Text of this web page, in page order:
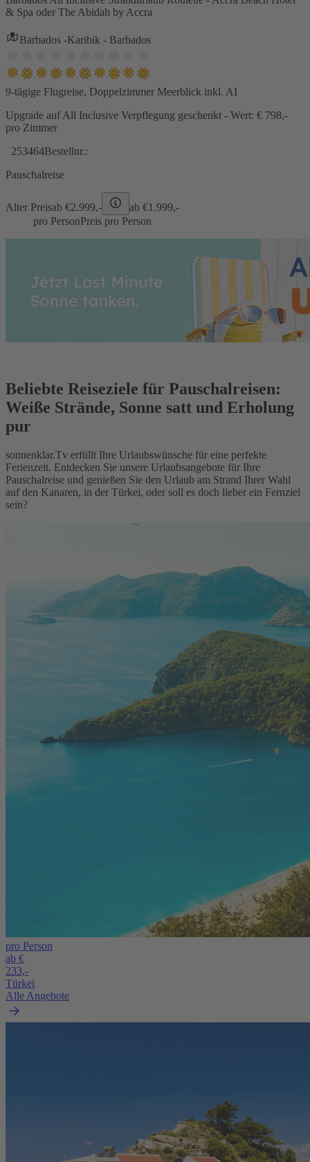
& Spa oder The Abidah by Accra
Barbados -Karibik - Barbados
9-tägige Flugreise, Doppelzimmer Meerblick inkl. AI
Upgrade auf All Inclusive Verpflegung geschenkt - Wert: € 798,-
pro Zimmer
253464Bestellnr.:
Pauschalreise
Alter Preisab €2.999,- ab €1.999,-
pro PersonPreis pro Person
Beliebte Reiseziele für Pauschalreisen:
Weiße Strände, Sonne satt und Erholung
pur
sonnenklar.Tv erfüllt Ihre Urlaubswünsche für eine perfekte
Ferienzeit. Entdecken Sie unsere Urlaubsangebote für Ihre
Pauschalreise und genießen Sie den Urlaub am Strand Ihrer Wahl
auf den Kanaren, in der Türkei, oder soll es doch lieber ein Fernziel
sein?
pro Person
ab €
233,-
Türkei
Alle Angebote